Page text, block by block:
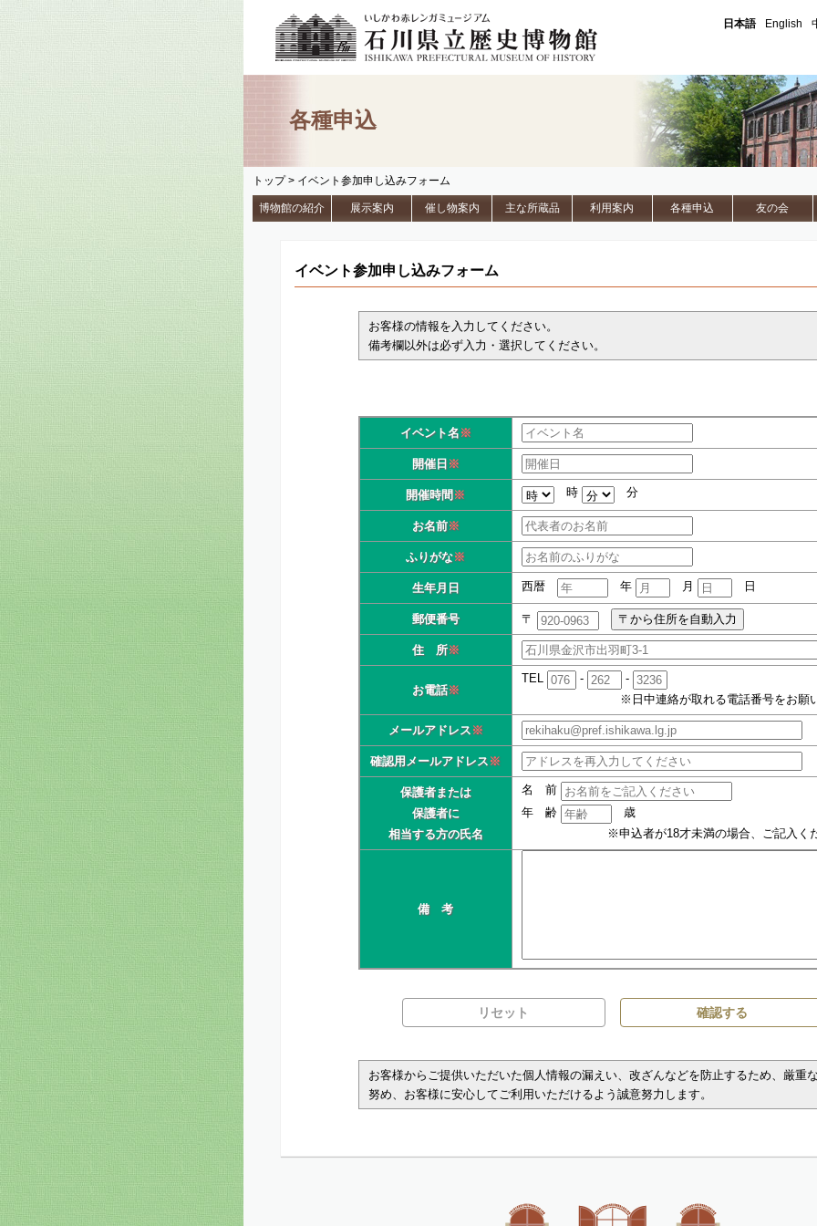
石川県立歴史博物館
各種申込
トップ> イベント参加申し込みフォーム
博物館の紹介 展示案内 催し物案内 主な所蔵品 利用案内 各種申込 友の会
日本語 English
イベント参加申し込みフォーム
お客様の情報を入力してください。
備考欄以外は必ず入力・選択してください。
イベント名※
開催日※
開催時間※ 時 分
お名前※
ふりがな※
生年月日 西暦 年 月 日
郵便番号 〒
住 所※
お電話※
TEL -
-
※ 日中連絡が取れる電話番号をお願
メールアドレス ※
確認用メールアドレス ※
保護者または
保護者に
相当する方の氏名
名 前
年 齢
歳
※申込者が18才未満の場合、ご記入く
備 考
お客様からご提供いただいた個人情報の漏えい、改ざんなどを防止するため、厳重
努め、お客様に安心してご利用いただけるよう誠意努力します。